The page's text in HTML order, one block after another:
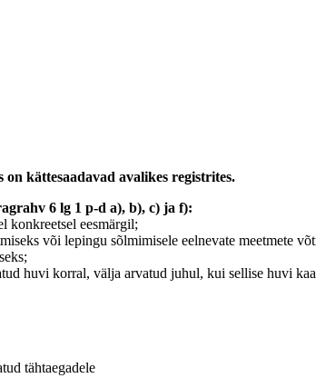
kättesaadavad avalikes registrites.
6 lg 1 p-d a), b), c) ja f):
konkreetsel eesmärgil;
või lepingu sõlmimisele eelnevate meetmete
huvi korral, välja arvatud juhul, kui sellise huvi
tähtaegadele